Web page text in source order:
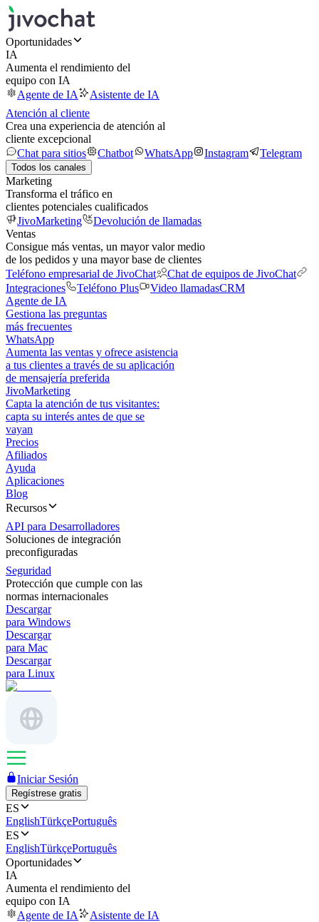
Oportunidades
IA
Aumenta el rendimiento del
equipo con IA
Agente de IA
Asistente de IA
Atención al cliente
Crea una experiencia de atención al
cliente excepcional
Chat para sitios
Chatbot WhatsApp Instagram Telegram
Todos los canales
Marketing
Transforma el tráfico en
clientes potenciales cualificados
JivoMarketing
Devolución de llamadas
Ventas
Consigue más ventas, un mayor valor medio
de los pedidos y una mayor base de clientes
Teléfono empresarial de JivoChat
Chat de equipos de JivoChat
Integraciones
Teléfono Plus Video llamadasCRM
Agente de IA
Gestiona las preguntas
más frecuentes
WhatsApp
Aumenta las ventas y ofrece asistencia
a tus clientes a través de su aplicación
de mensajería preferida
JivoMarketing
Capta la atención de tus visitantes:
capta su interés antes de que se
vayan
Precios
Afiliados
Ayuda
Aplicaciones
Blog
Recursos
API para Desarrolladores
Soluciones de integración
preconfiguradas
Seguridad
Protección que cumple con las
normas internacionales
Descargar
para Windows
Descargar
para Mac
Descargar
para Linux
Iniciar Sesión
Regístrese gratis
ES
EnglishTürkçePortuguês
ES
EnglishTürkçePortuguês
Oportunidades
IA
Aumenta el rendimiento del
equipo con IA
Agente de IA
Asistente de IA